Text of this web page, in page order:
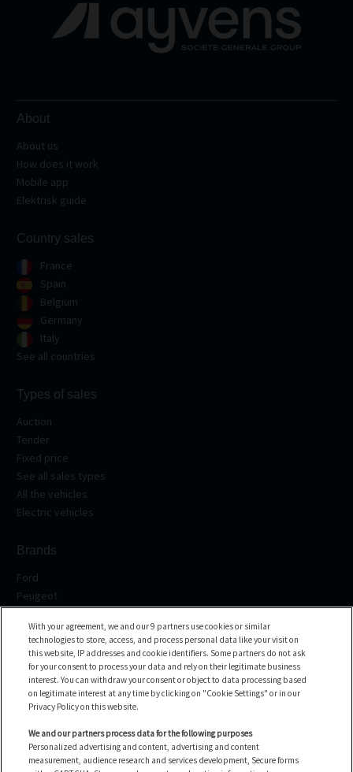
About
About us
How does it work
Mobile app
Elektrisk guide
Country sales
France
Spain
Belgium
Germany
Italy
See all countries
Types of sales
Auction
Tender
Fixed price
See all sales types
All the vehicles
Electric vehicles
Brands
Ford
Peugeot
Volkswagen
BMW
See all the brands
Help center
FAQ
Contact us
With your agreement, we and our 9 partners use cookies or similar
technologies to store, access, and process personal data like your visit on
this website, IP addresses and cookie identifiers. Some partners do not ask
for your consent to process your data and rely on their legitimate business
interest. You can withdraw your consent or object to data processing based
on legitimate interest at any time by clicking on "Cookie Settings" or in our
Privacy Policy on this website.
We and our partners process data for the following purposes
Personalized advertising and content, advertising and content
measurement, audience research and services development, Secure forms